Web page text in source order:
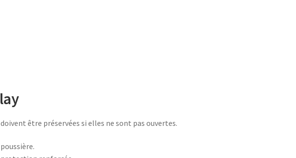
être préservées si elles ne sont pas ouvertes.